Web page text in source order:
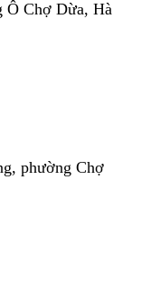
Ô Chợ Dừa, Hà
phường Chợ